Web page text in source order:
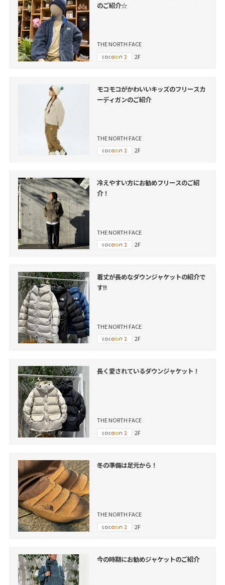
のご紹介☆
THE NORTH FACE
2F
モコモコがかわいいキッズのフリースカ
ーディガンのご紹介
THE NORTH FACE
2F
冷えやすい方にお勧めフリースのご紹
介！
THE NORTH FACE
2F
着丈が長めなダウンジャケットの紹介で
す‼
THE NORTH FACE
2F
長く愛されているダウンジャケット！
THE NORTH FACE
2F
冬の準備は足元から！
THE NORTH FACE
2F
今の時期にお勧めジャケットのご紹介